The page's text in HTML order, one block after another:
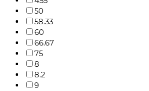
50
58.33
60
66.67
75
8
8.2
9